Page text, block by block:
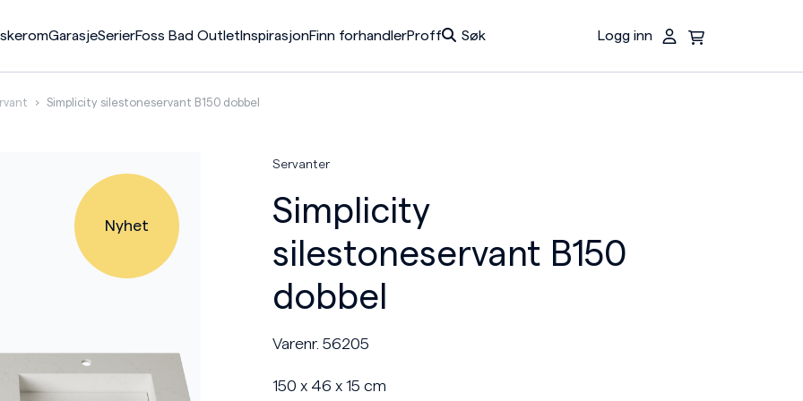
GarasjeSerierFoss Bad Outlet InspirasjonFinn forhandlerProff Søk Logg inn
› Simplicity silestoneservant B150 dobbel
Nyhet
Servanter
Simplicity
silestoneservant B150
dobbel
Varenr. 56205
150 x 46 x 15 cm